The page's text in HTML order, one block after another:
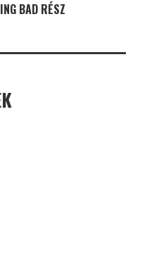
BAD RÉSZ